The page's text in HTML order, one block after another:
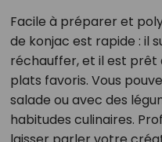
Facile à préparer et
de konjac est rapide : il
réchauffer, et il est
plats favoris. Vous
salade ou avec des
habitudes culinaires.